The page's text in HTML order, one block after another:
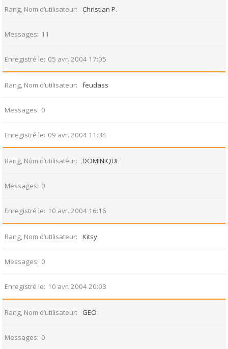
Rang, Nom d’utilisateur Christian P.
Messages 11
Enregistré le 05 avr. 2004 17:05
Rang, Nom d’utilisateur feudass
Messages 0
Enregistré le 09 avr. 2004 11:34
Rang, Nom d’utilisateur DOMINIQUE
Messages 0
Enregistré le 10 avr. 2004 16:16
Rang, Nom d’utilisateur Kitsy
Messages 0
Enregistré le 10 avr. 2004 20:03
Rang, Nom d’utilisateur GEO
Messages 0